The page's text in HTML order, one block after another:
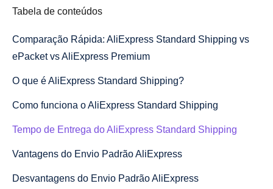
Tabela de conteúdos
Comparação Rápida: AliExpress Standard Shipping vs
ePacket vs AliExpress Premium
O que é AliExpress Standard Shipping?
Como funciona o AliExpress Standard Shipping
Tempo de Entrega do AliExpress Standard Shipping
Vantagens do Envio Padrão AliExpress
Desvantagens do Envio Padrão AliExpress